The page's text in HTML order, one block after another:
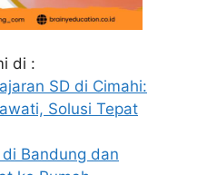
di :
SD di Cimahi:
Solusi Tepat
Bandung dan